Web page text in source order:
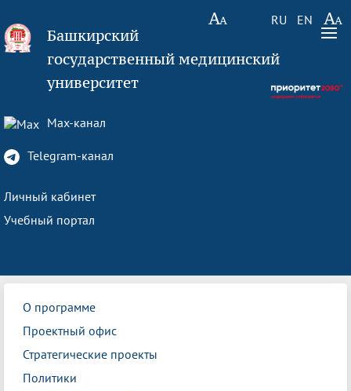
RU EN
Башкирский
государственный медицинский
университет
Max-канал
Telegram-канал
Личный кабинет
Учебный портал
О программе
Проектный офис
Стратегические проекты
Политики